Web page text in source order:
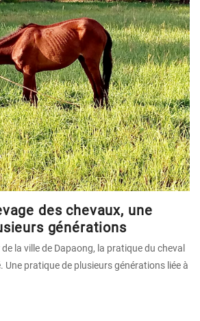
des chevaux, une
générations
la ville de Dapaong, la pratique du cheval
Une pratique de plusieurs générations liée à